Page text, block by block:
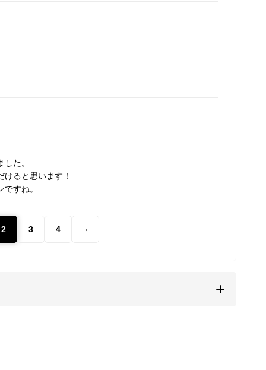
た。
ると思います！
すね。
2 3 4 →